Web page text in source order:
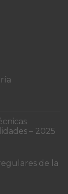
– 2025
de la